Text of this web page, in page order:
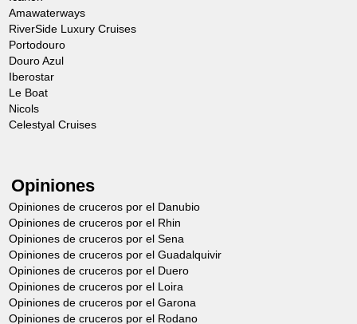
Amawaterways
RiverSide Luxury Cruises
Portodouro
Douro Azul
Iberostar
Le Boat
Nicols
Celestyal Cruises
Opiniones
Opiniones de cruceros por el Danubio
Opiniones de cruceros por el Rhin
Opiniones de cruceros por el Sena
Opiniones de cruceros por el Guadalquivir
Opiniones de cruceros por el Duero
Opiniones de cruceros por el Loira
Opiniones de cruceros por el Garona
Opiniones de cruceros por el Rodano